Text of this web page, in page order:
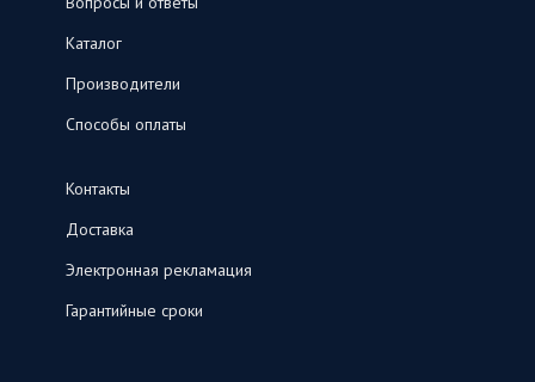
Каталог
Производители
Способы оплаты
Контакты
Доставка
Электронная рекламация
Гарантийные сроки